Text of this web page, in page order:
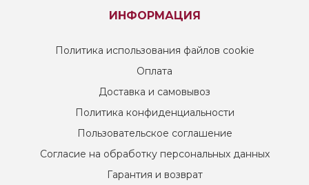
ИНФОРМАЦИЯ
Политика использования файлов cookie
Оплата
Доставка и самовывоз
Политика конфиденциальности
Пользовательское соглашение
Согласие на обработку персональных данных
Гарантия и возврат